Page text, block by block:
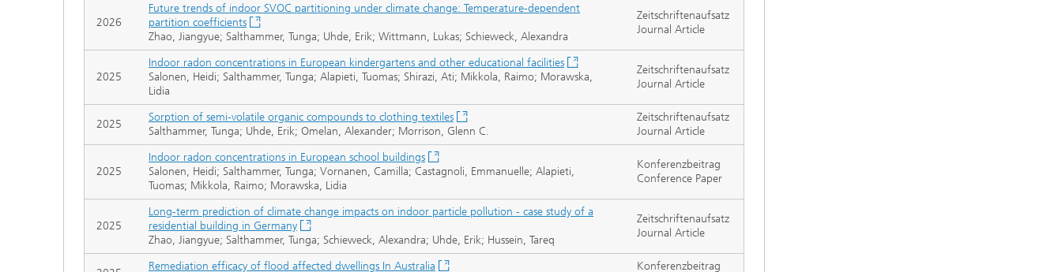
2026
Future trends of indoor SVOC partitioning under climate change: Temperature-dependent
partition coefficients
Zhao, Jiangyue; Salthammer, Tunga; Uhde, Erik; Wittmann, Lukas; Schieweck, Alexandra
Zeitschriftenaufsatz
Journal Article
2025
Indoor radon concentrations in European kindergartens and other educational facilities
Salonen, Heidi; Salthammer, Tunga; Alapieti, Tuomas; Shirazi, Ati; Mikkola, Raimo; Morawska,
Lidia
Zeitschriftenaufsatz
Journal Article
2025
Sorption of semi-volatile organic compounds to clothing textiles
Salthammer, Tunga; Uhde, Erik; Omelan, Alexander; Morrison, Glenn C.
Zeitschriftenaufsatz
Journal Article
2025
Indoor radon concentrations in European school buildings
Salonen, Heidi; Salthammer, Tunga; Vornanen, Camilla; Castagnoli, Emmanuelle; Alapieti,
Tuomas; Mikkola, Raimo; Morawska, Lidia
Konferenzbeitrag
Conference Paper
2025
Long-term prediction of climate change impacts on indoor particle pollution - case study of a
residential building in Germany
Zhao, Jiangyue; Salthammer, Tunga; Schieweck, Alexandra; Uhde, Erik; Hussein, Tareq
Zeitschriftenaufsatz
Journal Article
Remediation efficacy of flood affected dwellings In Australia
Konferenzbeitrag